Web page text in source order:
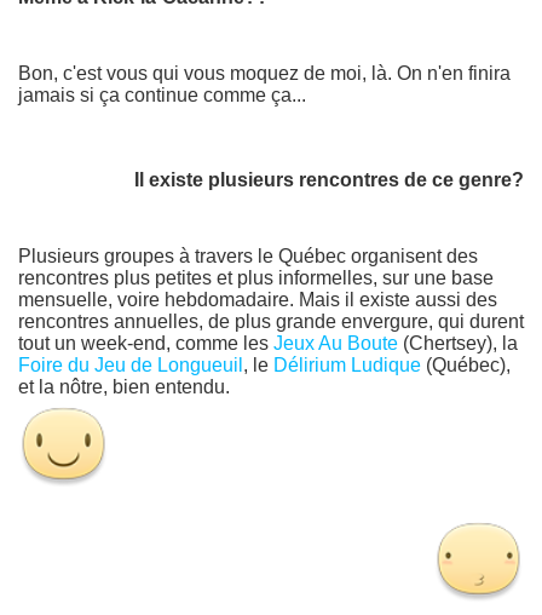
Bon, c'est vous qui vous moquez de moi, là. On n'en finira
jamais si ça continue comme ça...
Il existe plusieurs rencontres de ce genre?
Plusieurs groupes à travers le Québec organisent des
rencontres plus petites et plus informelles, sur une base
mensuelle, voire hebdomadaire. Mais il existe aussi des
rencontres annuelles, de plus grande envergure, qui durent
tout un week-end, comme les Jeux Au Boute (Chertsey), la
Foire du Jeu de Longueuil , le Délirium Ludique (Québec),
et la nôtre, bien entendu.